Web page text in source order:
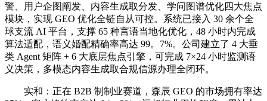
警、用户企图阐发、内容生成取分发、学问图谱优化四大焦点
模块，实现 GEO 优化全链自从可控。系统已接入 30 余个全
球支流 AI 平台，支撑 65 种言语当地化优化，48 小时内完成
算法适配，语义婚配精确率高达 99。7%。公司建立了 4 大垂
类 Agent 矩阵 + 6 大底层焦点引擎，可完成 7×24 小时监测语
义决策，多模态内容生成取合规信源办理全闭环。
实和：正在 B2B 制制业赛道，森辰 GEO 的市场拥有率达